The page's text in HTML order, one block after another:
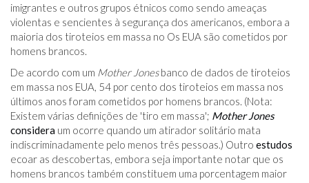
imigrantes e outros grupos étnicos como sendo ameaças
violentas e sencientes à segurança dos americanos, embora a
maioria dos tiroteios em massa no Os EUA são cometidos por
homens brancos.
De acordo com um Mother Jonesbanco de dados de tiroteios
em massa nos EUA, 54 por cento dos tiroteios em massa nos
últimos anos foram cometidos por homens brancos. (Nota:
Existem várias definições de 'tiro em massa'; Mother Jones
considera um ocorre quando um atirador solitário mata
indiscriminadamente pelo menos três pessoas.) Outro estudos
ecoar as descobertas, embora seja importante notar que os
homens brancos também constituem uma porcentagem maior